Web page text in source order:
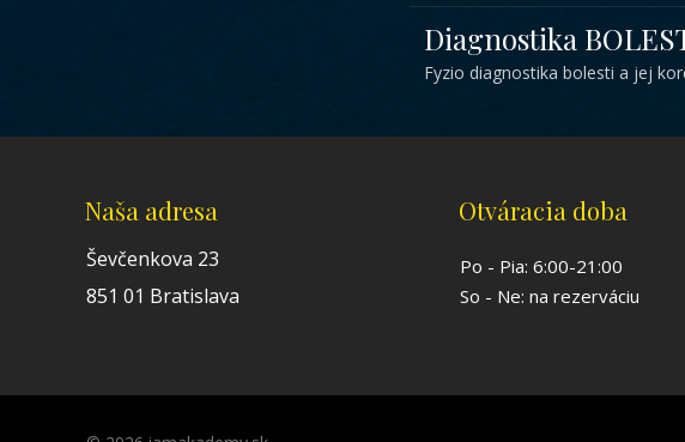
Diagnostika
Fyzio diagnostika bolesti a jej
Naša adresa
Ševčenkova 23
851 01 Bratislava
Otváracia doba
Po - Pia: 6:00-21:00
So - Ne: na rezerváciu